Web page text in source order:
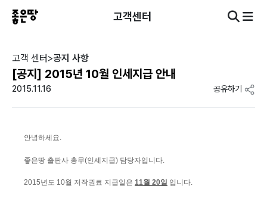
고객센터
고객 센터>공지 사항
[공지] 2015년 10월 인세지급 안내
2015.11.16 공유하기
안녕하세요.
좋은땅 출판사 총무(인세지급) 담당자입니다.
2015년도 10월 저작권료 지급일은 11월 20일 입니다.